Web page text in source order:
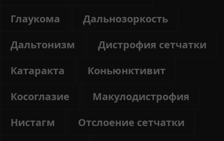
Глаукома
Дальнозоркость
Дальтонизм
Дистрофия сетчатки
Катаракта
Коньюнктивит
Косоглазие
Макулодистрофия
Нистагм
Отслоение сетчатки